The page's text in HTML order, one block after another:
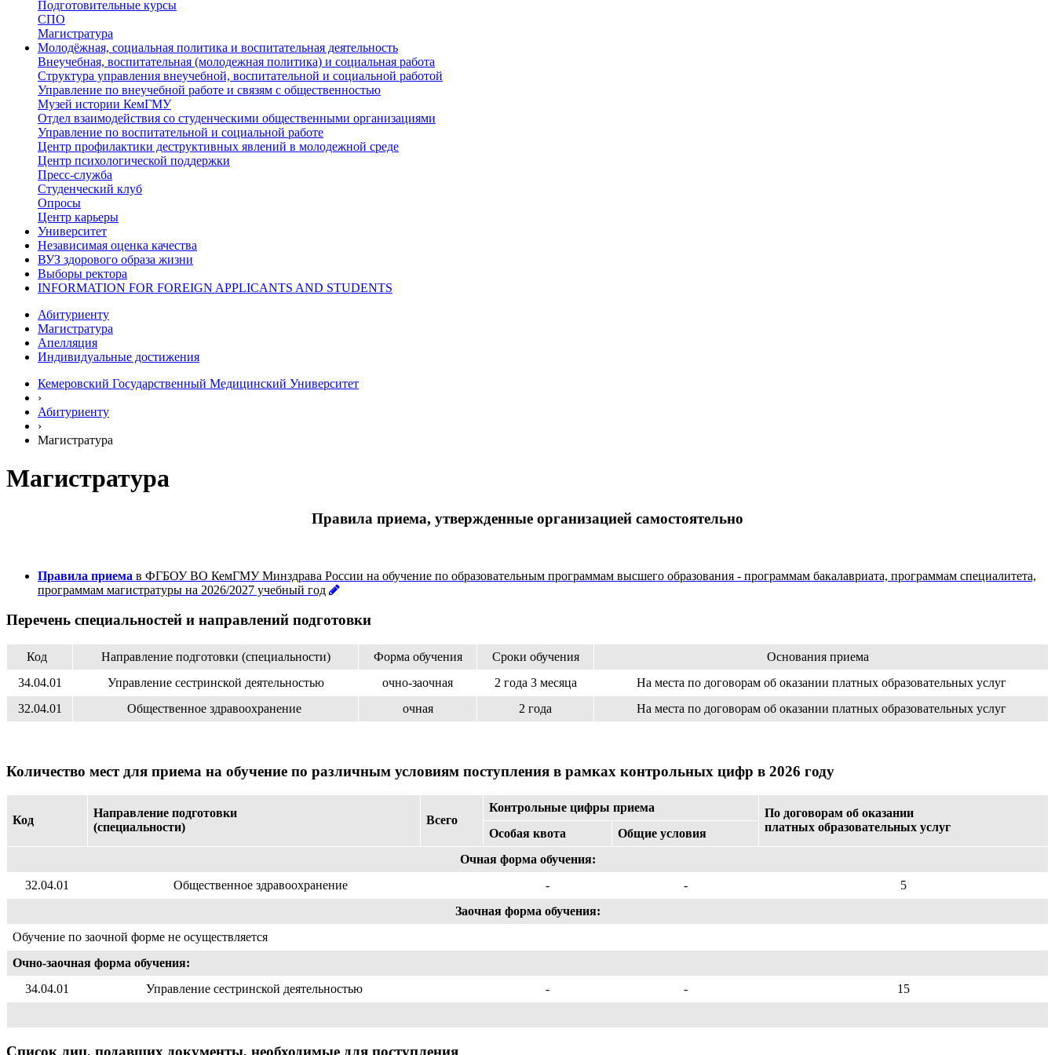
Подготовительные курсы
СПО
Магистратура
Молодёжная, социальная политика и воспитательная деятельность
Внеучебная, воспитательная (молодежная политика) и социальная работа
Структура управления внеучебной, воспитательной и социальной работой
Управление по внеучебной работе и связям с общественностью
Музей истории КемГМУ
Отдел взаимодействия со студенческими общественными организациями
Управление по воспитательной и социальной работе
Центр профилактики деструктивных явлений в молодежной среде
Центр психологической поддержки
Пресс-служба
Студенческий клуб
Опросы
Центр карьеры
Университет
Независимая оценка качества
ВУЗ здорового образа жизни
Выборы ректора
INFORMATION FOR FOREIGN APPLICANTS AND STUDENTS
Абитуриенту
Магистратура
Апелляция
Индивидуальные достижения
Кемеровский Государственный Медицинский Университет
›
Абитуриенту
›
Магистратура
Магистратура
Правила приема, утвержденные организацией самостоятельно
Правила приема в ФГБОУ ВО КемГМУ Минздрава России на обучение по образовательным программам высшего образования - программам бакалавриата, программам специалитета,
программам магистратуры на 2026/2027 учебный год
Перечень специальностей и направлений подготовки
Код Направление подготовки (специальности) Форма обучения Сроки обучения
Основания приема
34.04.01
Управление сестринской деятельностью очно-заочная 2 года 3 месяца
На места по договорам об оказании платных образовательных услуг
32.04.01
Общественное здравоохранение очная 2 года На места по договорам об оказании платных образовательных услуг
Количество мест для приема на обучение по различным условиям поступления в рамках контрольных цифр в 2026 году
Код
Направление подготовки
(специальности)
Всего
Контрольные цифры приема
По договорам об оказании
платных образовательных услуг
Особая квота
Общие условия
Очная форма обучения:
32.04.01
Общественное здравоохранение - -
5
Заочная форма обучения:
Обучение по заочной форме не осуществляется
Очно-заочная форма обучения:
34.04.01
Управление сестринской деятельностью - - 15
Список лиц, подавших документы, необходимые для поступления